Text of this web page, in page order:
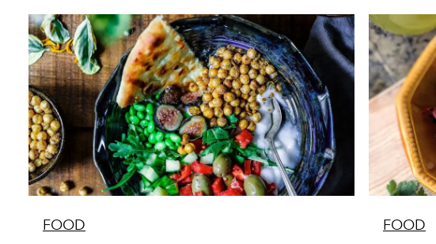
FOOD FOOD